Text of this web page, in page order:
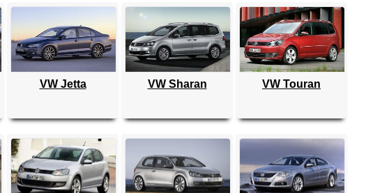
VW Jetta VW Sharan VW Touran